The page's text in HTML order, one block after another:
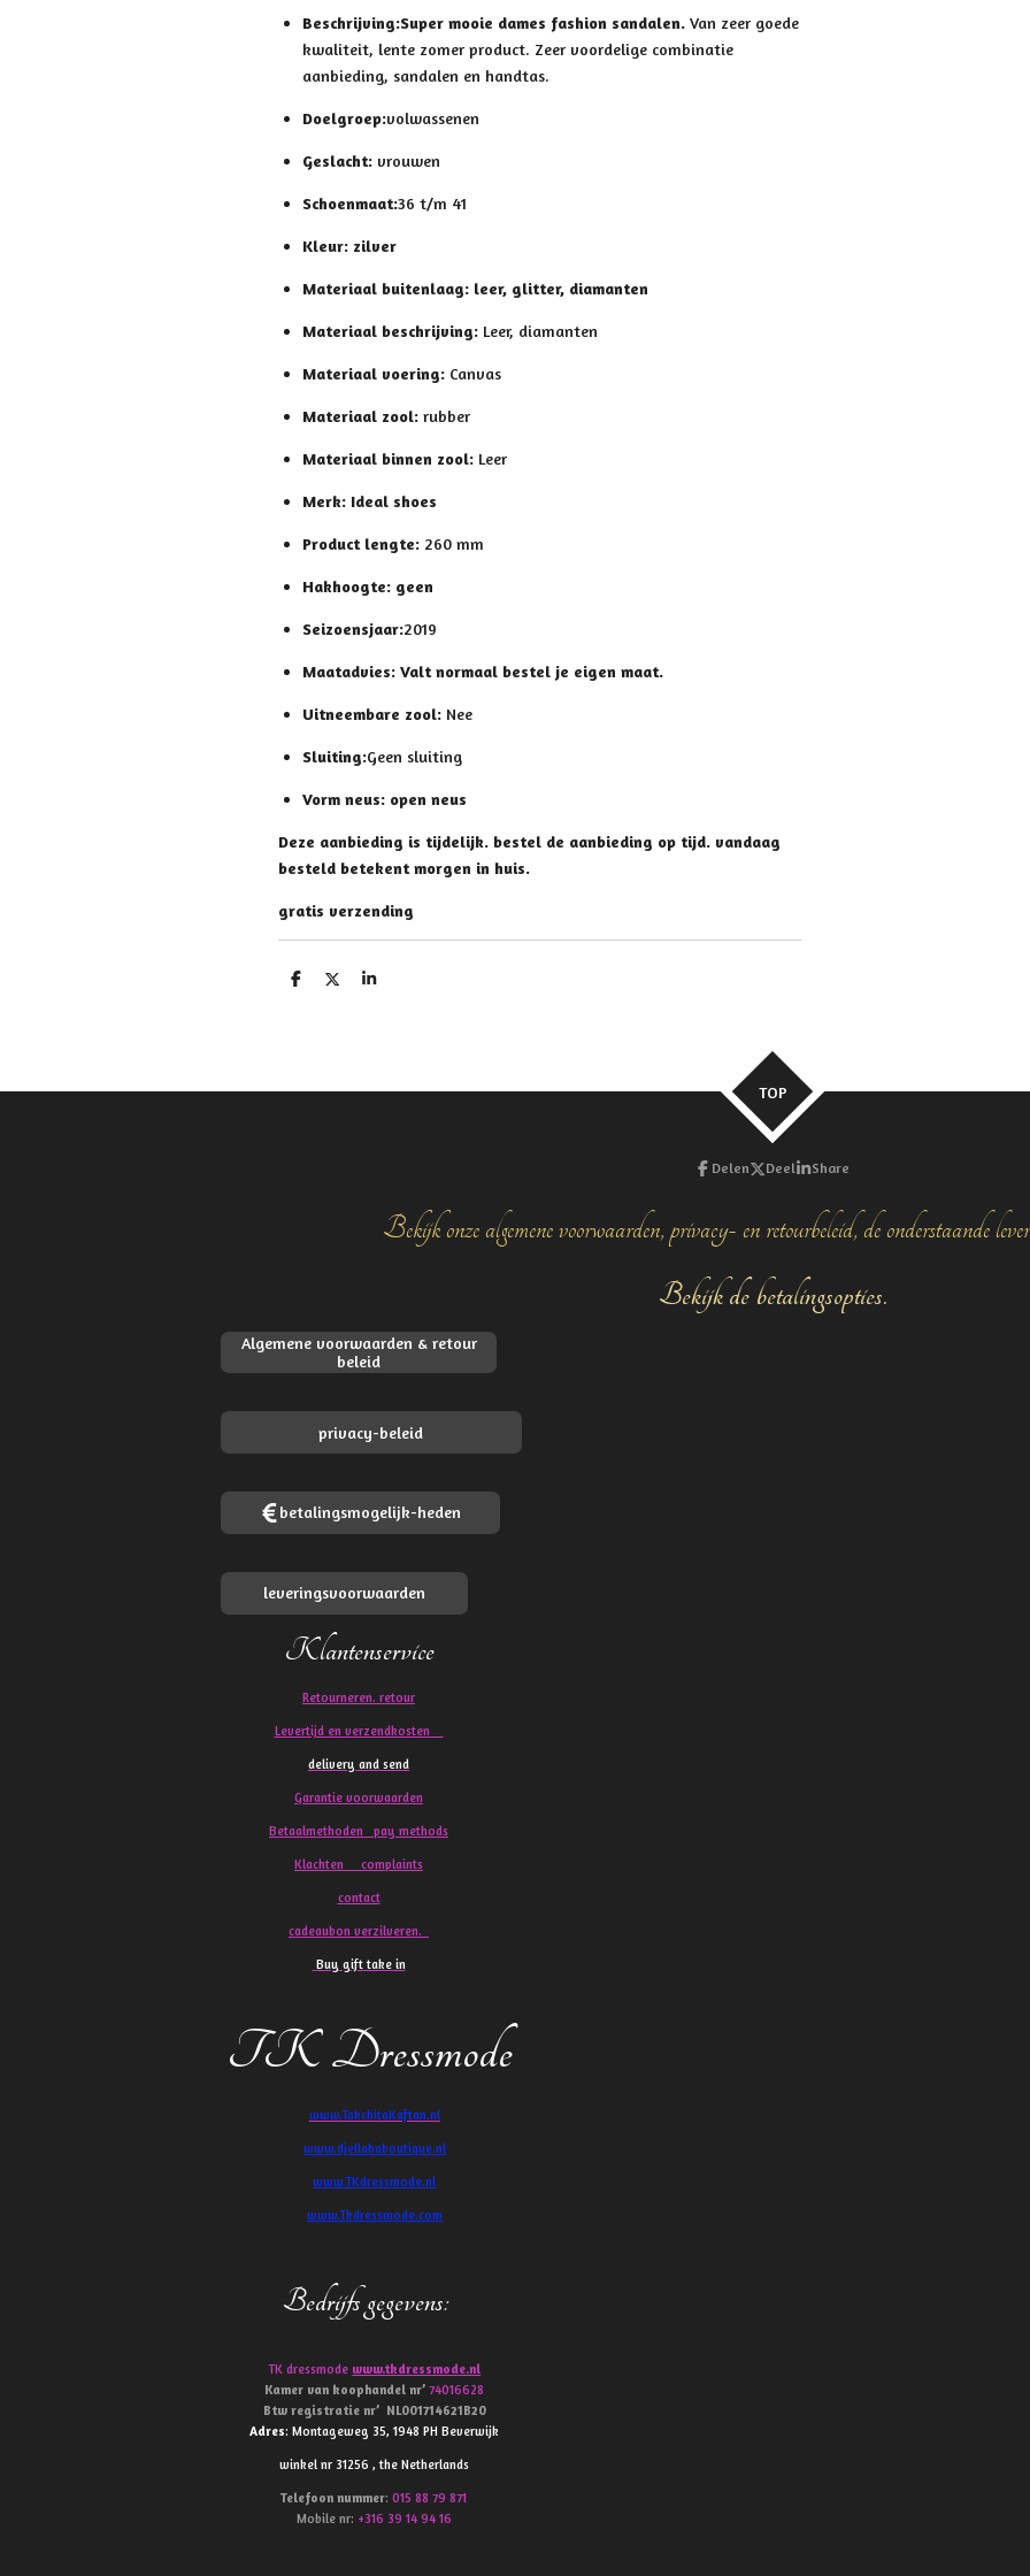
Beschrijving:Super mooie dames fashion sandalen. Van zeer goede
kwaliteit, lente zomer product. Zeer voordelige combinatie
aanbieding, sandalen en handtas.
Doelgroep:volwassenen
Geslacht: vrouwen
Schoenmaat:36 t/m 41
Kleur: zilver
Materiaal buitenlaag: leer, glitter, diamanten
Materiaal beschrijving: Leer, diamanten
Materiaal voering: Canvas
Materiaal zool: rubber
Materiaal binnen zool: Leer
Merk: Ideal shoes
Product lengte: 260 mm
Hakhoogte: geen
Seizoensjaar:2019
Maatadvies: Valt normaal bestel je eigen maat.
Uitneembare zool: Nee
Sluiting:Geen sluiting
Vorm neus: open neus
Deze aanbieding is tijdelijk. bestel de aanbieding op tijd. vandaag
besteld betekent morgen in huis.
gratis verzending
D
D
S
TOP
Delen Deel Share
Bekijk onze algemene voorwaarden, privacy- en retourbeleid, de onderstaande
Bekijk de betalingsopties.
Algemene voorwaarden & retour
beleid
privacy-beleid
betalingsmogelijk-heden
leveringsvoorwaarden
Klantenservice
Retourneren. retour
Levertijd en verzendkosten
delivery and send
Garantie voorwaarden
Betaalmethoden pay methods
Klachten complaints
contact
cadeaubon verzilveren.
Buy gift take in
TK Dressmode
www.TakchitaKaftan.nl
www.djellababoutique.nl
www.TKdressmode.nl
www.Tkdressmode.com
Bedrijfs gegevens:
TK dressmode www.tkdressmode.nl
Kamer van koophandelnr’ 74016628
Btw registratie nr’ NL001714621B20
Adres: Montageweg 35, 1948 PH Beverwijk
winkel nr 31256 , the Netherlands
Telefoon nummer: 015 88 79 871
Mobile nr: +316 39 14 94 16